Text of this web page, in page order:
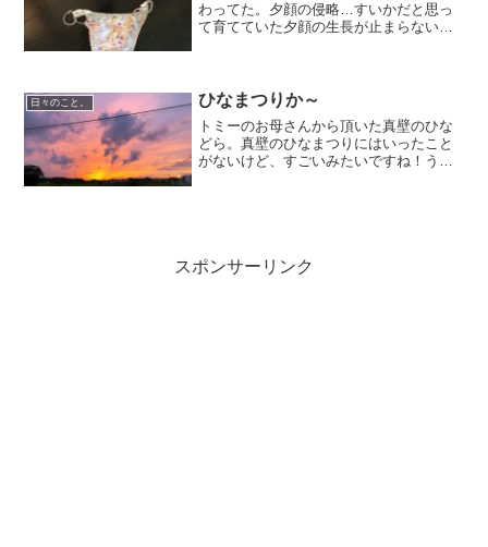
わってた。夕顔の侵略…すいかだと思っ
て育てていた夕顔の生長が止まらない。
くいけど、レンガの敷いて...
日々のこと。 ひなまつりか～
トミーのお母さんから頂いた真壁のひな
どら。真壁のひなまつりにはいったこと
がないけど、すごいみたいですね！うち
スポンサーリンク